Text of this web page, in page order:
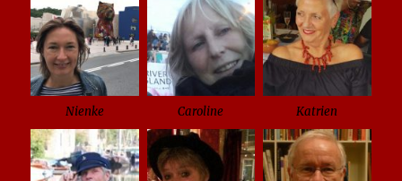
Nienke Caroline Katrien